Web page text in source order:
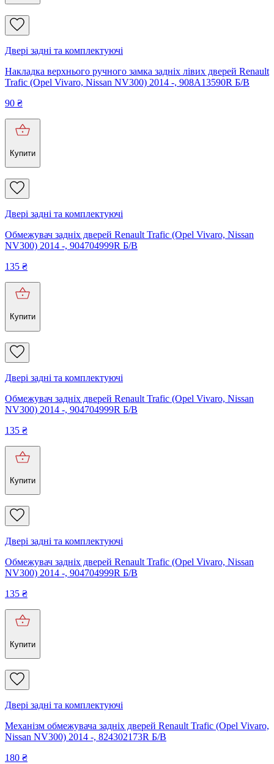
Двері задні та комплектуючі
Накладка верхнього ручного замка задніх лівих дверей Renault
Trafic (Opel Vivaro, Nissan NV300) 2014 -, 908A13590R Б/В
90 ₴
Купити
Двері задні та комплектуючі
Обмежувач задніх дверей Renault Trafic (Opel Vivaro, Nissan
NV300) 2014 -, 904704999R Б/В
135 ₴
Купити
Двері задні та комплектуючі
Обмежувач задніх дверей Renault Trafic (Opel Vivaro, Nissan
NV300) 2014 -, 904704999R Б/В
135 ₴
Купити
Двері задні та комплектуючі
Обмежувач задніх дверей Renault Trafic (Opel Vivaro, Nissan
NV300) 2014 -, 904704999R Б/В
135 ₴
Купити
Двері задні та комплектуючі
Механізм обмежувача задніх дверей Renault Trafic (Opel Vivaro,
Nissan NV300) 2014 -, 824302173R Б/В
180 ₴